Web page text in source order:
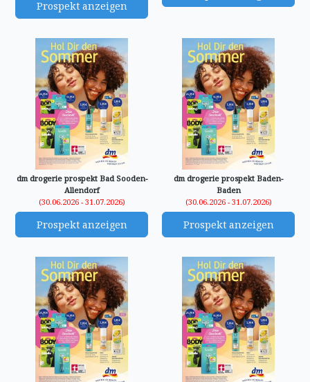
Prospekt anzeigen
dm drogerie prospekt Bad Sooden-
Allendorf
(30.06.2026 - 31.07.2026)
Prospekt anzeigen
dm drogerie prospekt Baden-
Baden
(30.06.2026 - 31.07.2026)
Prospekt anzeigen